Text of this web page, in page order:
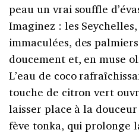
peau un vrai souffle
Imaginez : les
immaculées, des
doucement et, en muse
L’eau de coco
touche de citron vert
laisser place à la
fève tonka, qui prolonge